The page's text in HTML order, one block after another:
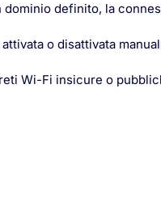
dominio definito, la
o disattivata
Wi-Fi insicure o